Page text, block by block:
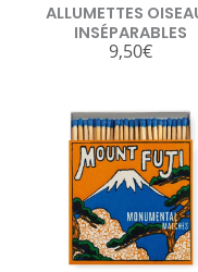
ALLUMETTES
INSÉPARABLES
9,50€